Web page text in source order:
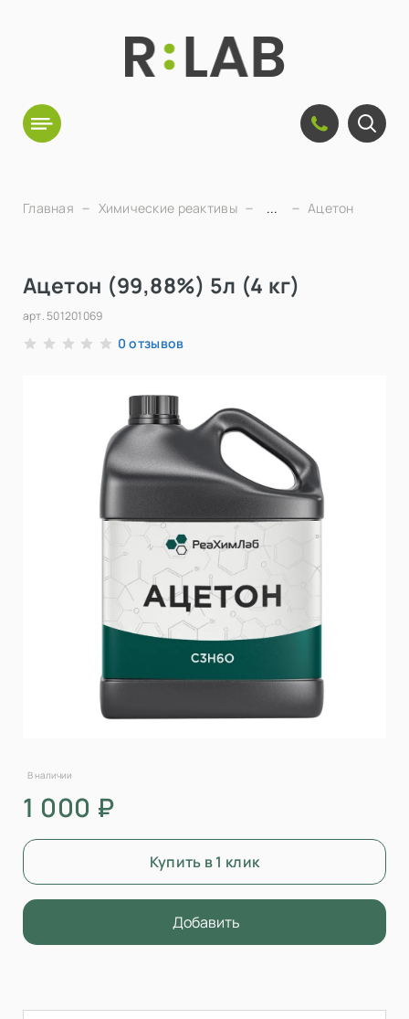
Главная Химические реактивы ... Ацетон
Ацетон (99,88%) 5л (4 кг)
арт. 501201069
0 отзывов
В наличии
1 000 ₽
Купить в 1 клик
Добавить